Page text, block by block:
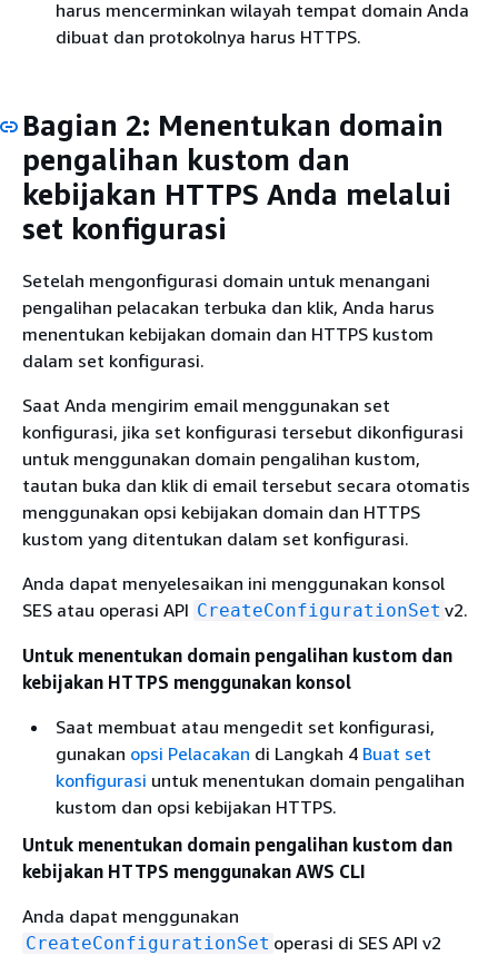
harus mencerminkan wilayah tempat domain Anda
dibuat dan protokolnya harus HTTPS.
Bagian 2: Menentukan domain
pengalihan kustom dan
kebijakan HTTPS Anda melalui
set konfigurasi
Setelah mengonfigurasi domain untuk menangani
pengalihan pelacakan terbuka dan klik, Anda harus
menentukan kebijakan domain dan HTTPS kustom
dalam set konfigurasi.
Saat Anda mengirim email menggunakan set
konfigurasi, jika set konfigurasi tersebut dikonfigurasi
untuk menggunakan domain pengalihan kustom,
tautan buka dan klik di email tersebut secara otomatis
menggunakan opsi kebijakan domain dan HTTPS
kustom yang ditentukan dalam set konfigurasi.
Anda dapat menyelesaikan ini menggunakan konsol
SES atau operasi API CreateConfigurationSet v2.
Untuk menentukan domain pengalihan kustom dan
kebijakan HTTPS menggunakan konsol
Saat membuat atau mengedit set konfigurasi,
gunakan opsi Pelacakan di Langkah 4 Buat set
konfigurasi untuk menentukan domain pengalihan
kustom dan opsi kebijakan HTTPS.
Untuk menentukan domain pengalihan kustom dan
kebijakan HTTPS menggunakan AWS CLI
Anda dapat menggunakan
CreateConfigurationSet operasi di SES API v2